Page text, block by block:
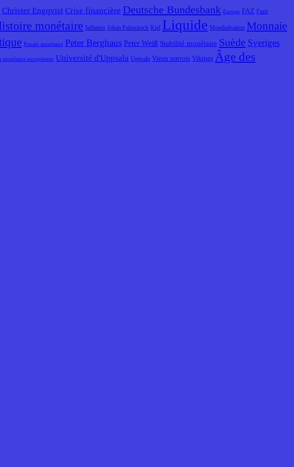
Christer Engqvist Crise financière Deutsche Bundesbank Europe FAZ Fazit
monétaire Inflation Johan Palmstruch Kiel Liquide Mondialisation Monnaie
Pensée monétaire Peter Berghaus Peter Weiß Stabilité monétaire Suède Sveriges
monétaire européenne Université d'Uppsala Uppsala Vieux norrois Vikings Âge des